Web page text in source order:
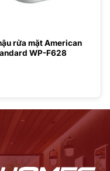
rửa mặt American
WP-F628